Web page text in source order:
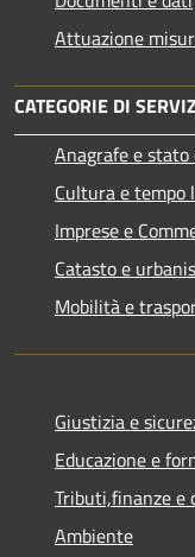
Attuazione
CATEGORIE DI
Anagrafe e
Cultura e tempo
Imprese e
Catasto e
Mobilità e
Giustizia e
Educazione e
Tributi,finanze e
Ambiente